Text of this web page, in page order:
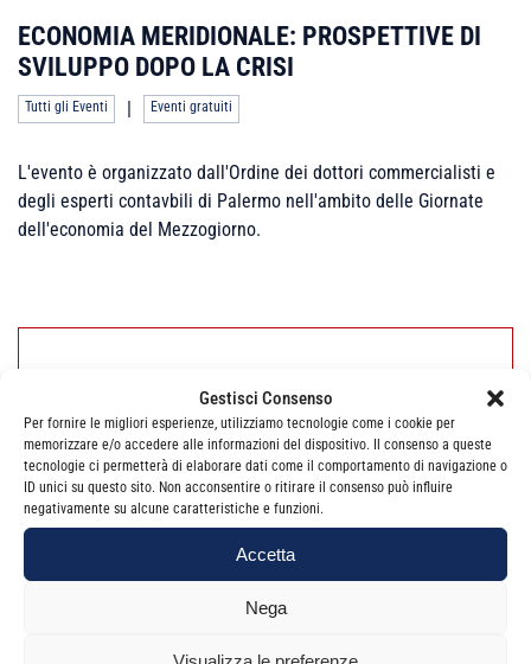
Gestisci Consenso
Per fornire le migliori esperienze, utilizziamo tecnologie come i cookie per
memorizzare e/o accedere alle informazioni del dispositivo. Il consenso a queste
tecnologie ci permetterà di elaborare dati come il comportamento di navigazione o
ID unici su questo sito. Non acconsentire o ritirare il consenso può influire
negativamente su alcune caratteristiche e funzioni.
Accetta
Nega
ECONOMIA MERIDIONALE: PROSPETTIVE DI
SVILUPPO DOPO LA CRISI
Tutti gli Eventi | Eventi gratuiti
L'evento è organizzato dall'Ordine dei dottori commercialisti e
degli esperti contavbili di Palermo nell'ambito delle Giornate
dell'economia del Mezzogiorno.
evento.
NAVIGAZIONE
luce delle recenti